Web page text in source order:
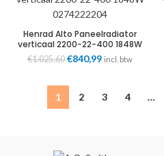
Henrad Alto Paneelradiator
verticaal 2200-22-400 1848W
0274222204
€1.025,60 Oorspronkelijke
was:
€1.025,60.
€840,99 Huidige
€840,99.
incl. btw
1 2 3 4 …